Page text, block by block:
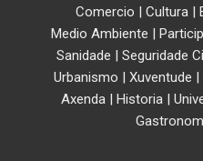
Comercio | Cultura |
Medio Ambiente |
Sanidade | Seguridade
Urbanismo | Xuventude |
Axenda| Historia|